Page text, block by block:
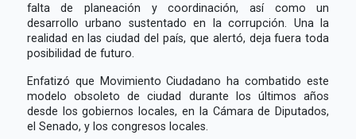
falta de planeación y coordinación, así como un
desarrollo urbano sustentado en la corrupción. Una la
realidad en las ciudad del país, que alertó, deja fuera toda
posibilidad de futuro.
Enfatizó que Movimiento Ciudadano ha combatido este
modelo obsoleto de ciudad durante los últimos años
desde los gobiernos locales, en la Cámara de Diputados,
el Senado, y los congresos locales.